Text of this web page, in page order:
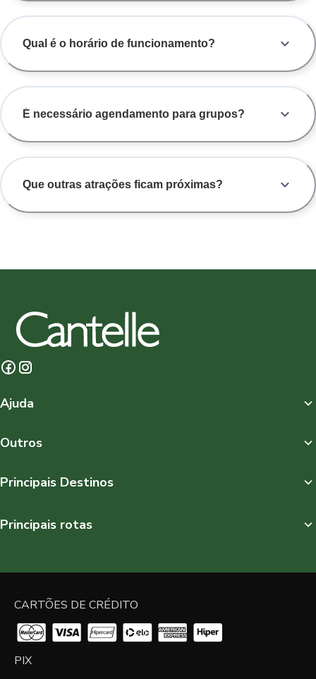
Qual é o horário de funcionamento?
É necessário agendamento para grupos?
Que outras atrações ficam próximas?
Ajuda
Outros
Principais Destinos
Principais rotas
CARTÕES DE CRÉDITO
PIX